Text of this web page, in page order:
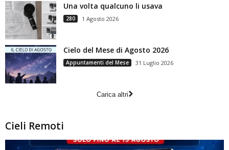
Una volta qualcuno li usava
280 1 Agosto 2026
Cielo del Mese di Agosto 2026
Appuntamenti del Mese 31 Luglio 2026
Carica altri
Cieli Remoti